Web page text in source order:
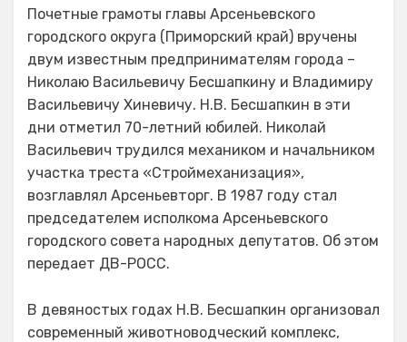
Почетные грамоты главы Арсеньевского
городского округа (Приморский край) вручены
двум известным предпринимателям города –
Николаю Васильевичу Бесшапкину и Владимиру
Васильевичу Хиневичу. Н.В. Бесшапкин в эти
дни отметил 70-летний юбилей. Николай
Васильевич трудился механиком и начальником
участка треста «Строймеханизация»,
возглавлял Арсеньевторг. В 1987 году стал
председателем исполкома Арсеньевского
городского совета народных депутатов. Об этом
передает ДВ-РОСС.
В девяностых годах Н.В. Бесшапкин организовал
современный животноводческий комплекс,